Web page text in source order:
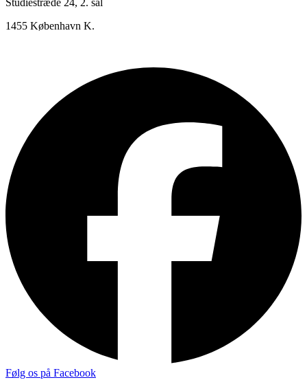
Studiestræde 24, 2. sal
1455 København K.
Følg os på Facebook